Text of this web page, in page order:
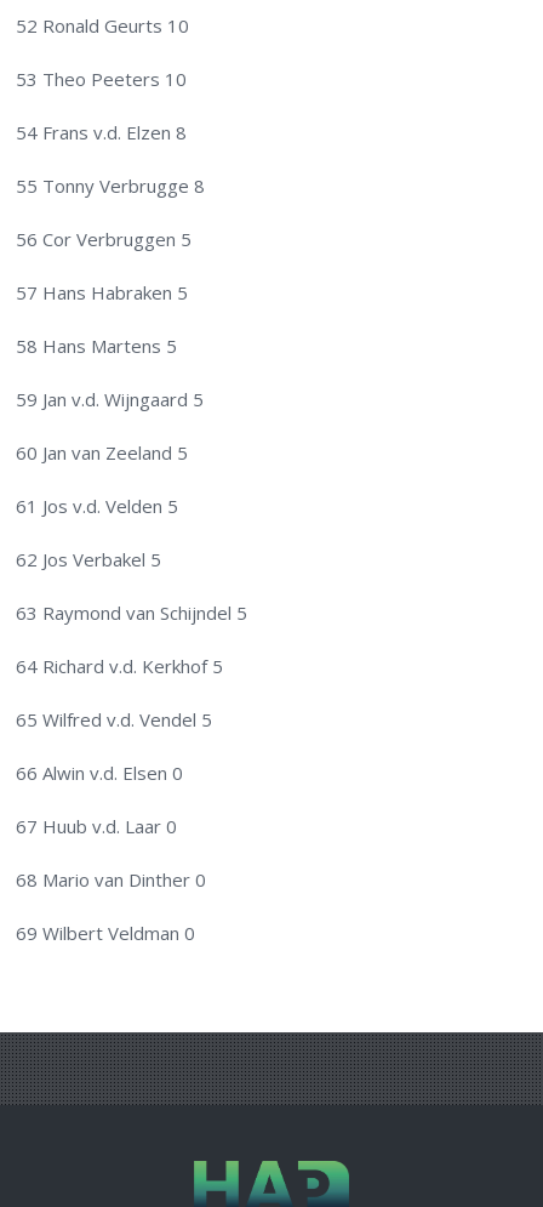
52 Ronald Geurts 10
53 Theo Peeters 10
54 Frans v.d. Elzen 8
55 Tonny Verbrugge 8
56 Cor Verbruggen 5
57 Hans Habraken 5
58 Hans Martens 5
59 Jan v.d. Wijngaard 5
60 Jan van Zeeland 5
61 Jos v.d. Velden 5
62 Jos Verbakel 5
63 Raymond van Schijndel 5
64 Richard v.d. Kerkhof 5
65 Wilfred v.d. Vendel 5
66 Alwin v.d. Elsen 0
67 Huub v.d. Laar 0
68 Mario van Dinther 0
69 Wilbert Veldman 0